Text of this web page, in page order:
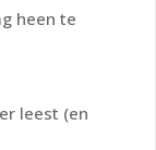
heen te
leest (en